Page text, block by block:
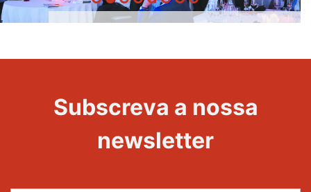
Evento
Maravilhas
Subscreva a nossa
newsletter